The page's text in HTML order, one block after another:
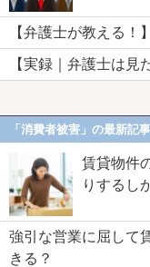
【弁護士が教える！
【実録｜弁護士は
「消費者被害」の最新記事
賃貸物件
りするし
強引な営業に屈し
きる？